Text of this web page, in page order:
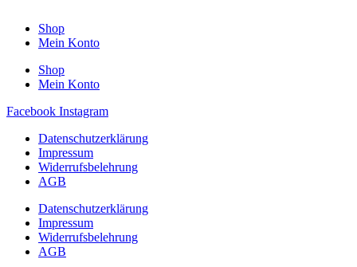
Shop
Mein Konto
Shop
Mein Konto
Facebook Instagram
Datenschutzerklärung
Impressum
Widerrufsbelehrung
AGB
Datenschutzerklärung
Impressum
Widerrufsbelehrung
AGB